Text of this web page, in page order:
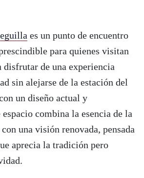
es un punto de encuentro
para quienes visitan
disfrutar de una experiencia
sin alejarse de la estación del
un diseño actual y
combina la esencia de la
una visión renovada, pensada
aprecia la tradición pero